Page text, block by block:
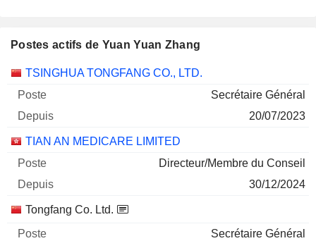
Postes actifs de Yuan Yuan Zhang
Sociétés Poste Début
TSINGHUA TONGFANG CO., LTD.
Secrétaire Général
20/07/2023
TIAN AN MEDICARE LIMITED
Directeur/Membre du Conseil
30/12/2024
Tongfang Co. Ltd.
Secrétaire Général